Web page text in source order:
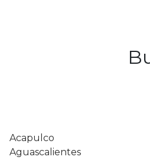
Acapulco
Aguascalientes